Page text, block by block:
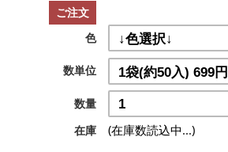
ご注文
色
数単位
数量
在庫
(在庫数読込中...)